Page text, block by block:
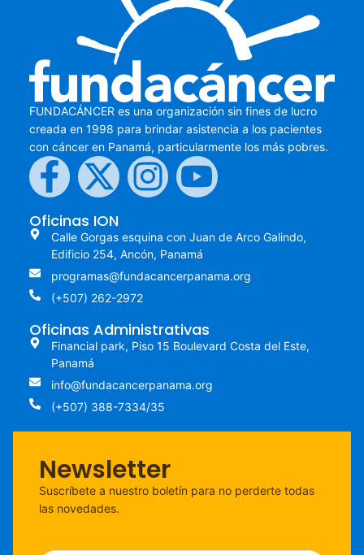
FUNDACÁNCER es una organización sin fines de lucro
creada en 1998 para brindar asistencia a los pacientes
con cáncer en Panamá, particularmente los más pobres.
Oficinas ION
Calle Gorgas esquina con Juan de Arco Galindo,
Edificio 254, Ancón, Panamá
programas@fundacancerpanama.org
(+507) 262-2972
Oficinas Administrativas
Financial park, Piso 15 Boulevard Costa del Este,
Panamá
info@fundacancerpanama.org
(+507) 388-7334/35
Newsletter
Suscríbete a nuestro boletín para no perderte todas
las novedades.